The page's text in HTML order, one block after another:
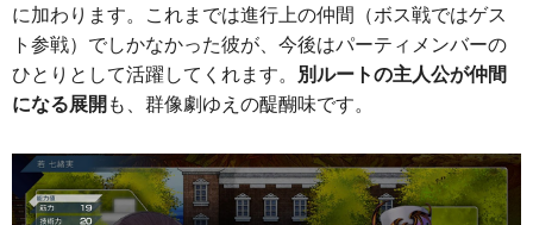
に加わります。これまでは進行上の仲間（ボス戦ではゲス
ト参戦）でしかなかった彼が、今後はパーティメンバーの
ひとりとして活躍してくれます。 別ルートの主人公が仲間
になる展開も、群像劇ゆえの醍醐味です。